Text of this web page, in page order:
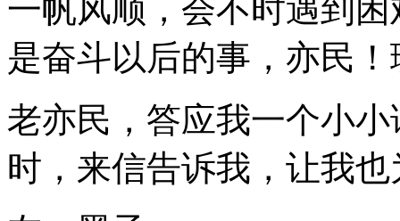
一帆风顺，会不时遇到
是奋斗以后的事，亦民
老亦民，答应我一个小
时，来信告诉我，让我